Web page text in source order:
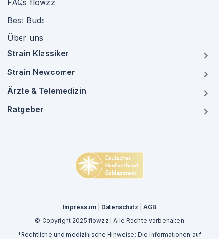
FAQs flowzz
Best Buds
Über uns
Strain Klassiker
Strain Newcomer
Ärzte & Telemedizin
Ratgeber
Impressum| Datenschutz |AGB
© Copyright 2025 flowzz | Alle Rechte vorbehalten
*Rechtliche und medizinische Hinweise: Die Informationen auf